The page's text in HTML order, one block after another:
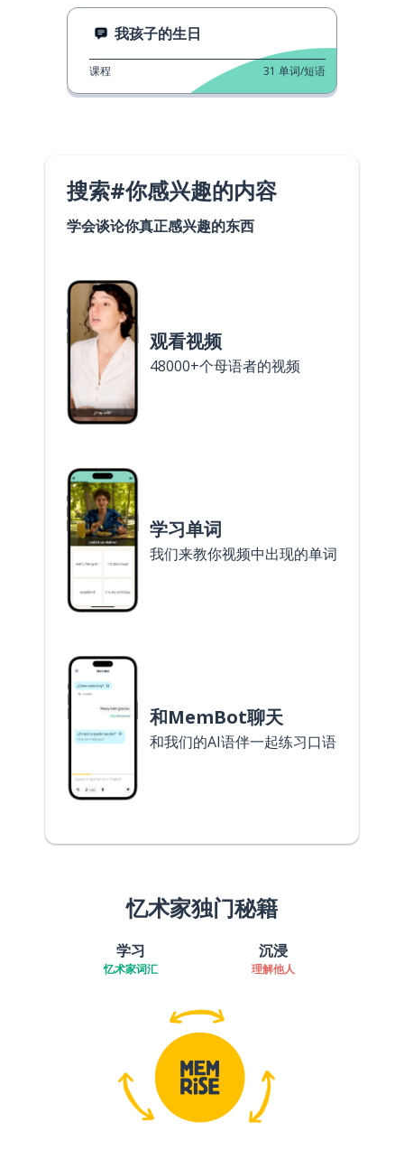
我孩子的生日
课程 31 单词/短语
搜索#你感兴趣的内容
学会谈论你真正感兴趣的东西
观看视频
48000+个母语者的视频
学习单词
我们来教你视频中出现的单词
和MemBot聊天
和我们的AI语伴一起练习口语
忆术家独门秘籍
学习
忆术家词汇
沉浸
理解他人